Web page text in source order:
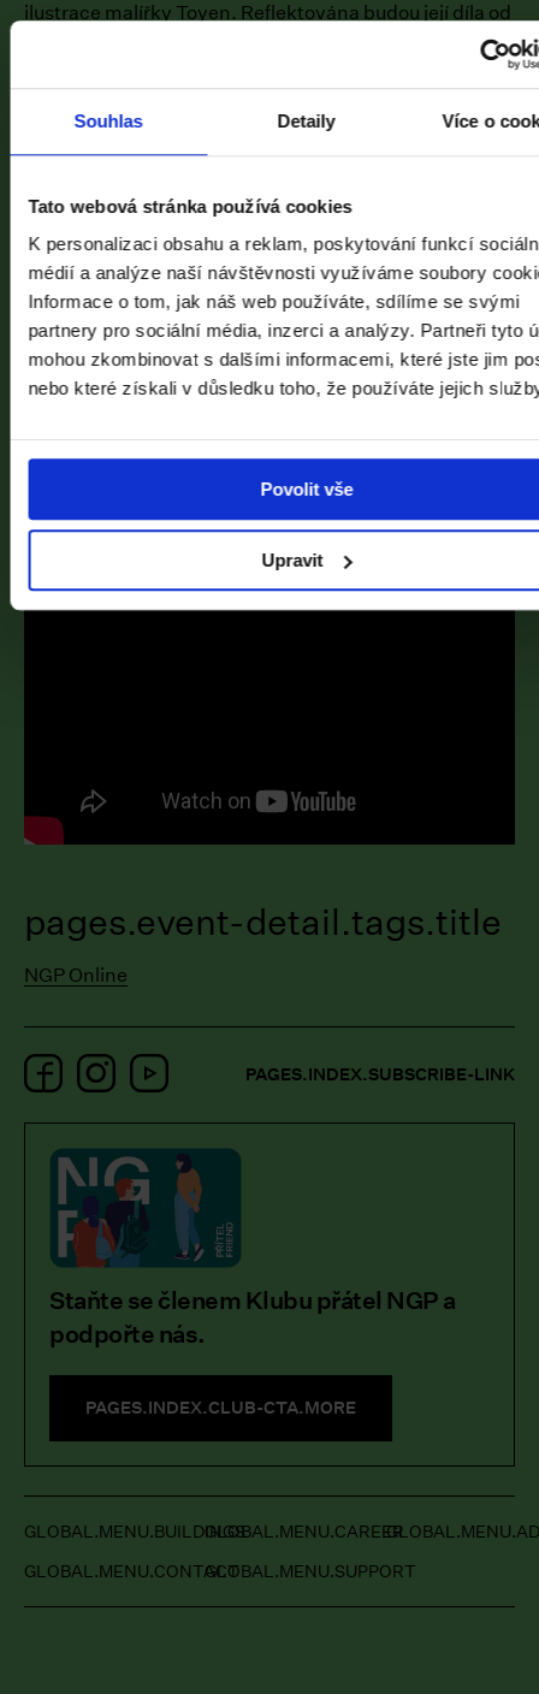
Souhlas Detaily Více o
Tato webová stránka používá cookies
K personalizaci obsahu a reklam, poskytování funkcí
médií a analýze naší návštěvnosti využíváme soubory
Informace o tom, jak náš web používáte, sdílíme se svými
partnery pro sociální média, inzerci a analýzy. Partneři tyto
mohou zkombinovat s dalšími informacemi, které jste jim
nebo které získali v důsledku toho, že používáte jejich
Povolit vše
Upravit
ilustrace malířky Toyen. Reflektována budou její díla od
dvacátých let 20. století až po autorčinu pozdní tvorbu.
Kromě života a tvorby představíme dobový a umělecký
kontext spjatý se surrealistickými skupinami v
Čechách i ve Francii. V neposlední řadě bude tvorba
Přednášky proběhnou v českém, anglickém a
francouzském jazyce. Cizojazyčné příspěvky budou
vždy doplněny českými titulky. V rámci online
přednáškového cyklu vystoupí Barbora Bartůňková,
Meghan Forbes, Annabelle Görgen-Lammers, Michal
Novotný, Jaromír Typlt, Martina Pachmanová, Anna
Pravdová, Anna Smékalová, Bertrand Schmitt a
Jindřich Toman. Cyklus budou moderovat Markéta
Sybolová.
Doba trvání:cca 70 min. /
setkání:FB NGP
pages.event-detail.tags.title
NGP Online
Facebook
Instagram
YouTubePAGES.INDEX.SUBSCRIBE-LINK
Staňte se členem Klubu přátel NGP a
podpořte nás.
PAGES.INDEX.CLUB-CTA.MORE
GLOBAL.MENU.BUILDINGSGLOBAL.MENU.CAREER
GLOBAL.MENU.CONTACTGLOBAL.MENU.SUPPORT